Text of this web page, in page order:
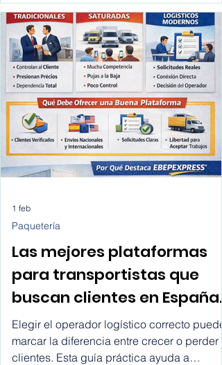
academica
artificial en la investigación académica,
desde la definición del tema hasta la
redacción final, incluyendo buenas
prácticas, errores comunes y
recomendaciones para investigadores,
estudiantes de posgrado y académicos.
Las mejores plataformas
para transportistas que
buscan clientes en España,
Chile, México, USA,
Elegir el operador logístico correcto puede
Paquetería